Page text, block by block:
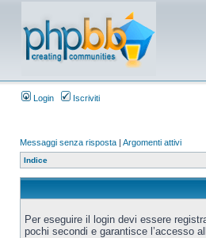
Login Iscriviti
Messaggi senza risposta | Argomenti attivi
Indice
Per eseguire il login devi essere
pochi secondi e garantisce l’accesso